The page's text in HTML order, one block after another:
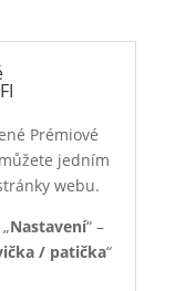
Prémiové
jedním
webu.
Nastavení“ –
/ patička“